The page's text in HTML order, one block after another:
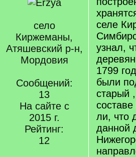
село
Киржеманы,
Атяшевский р-н,
Мордовия
Сообщений:
13
На сайте с
2015 г.
Рейтинг:
12
селе
узнал,
1799
были
старый
ли, что
данной